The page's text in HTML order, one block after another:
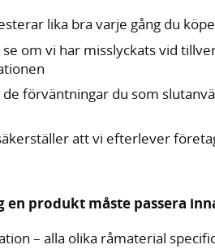
lika bra varje gång du
om vi har misslyckats vid
förväntningar du som
att vi efterlever
en produkt måste passera
– alla olika råmaterial